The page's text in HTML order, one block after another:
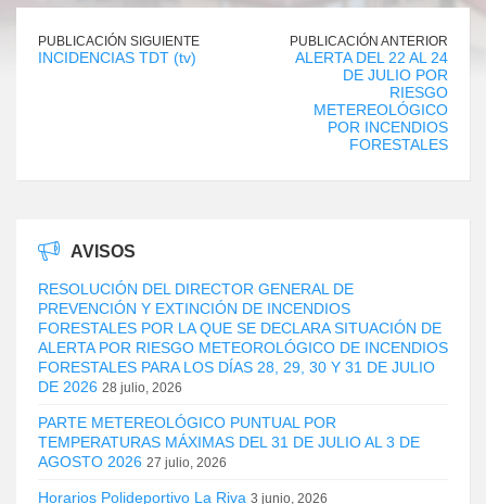
PUBLICACIÓN SIGUIENTE
INCIDENCIAS TDT (tv)
PUBLICACIÓN ANTERIOR
ALERTA DEL 22 AL 24
DE JULIO POR
RIESGO
METEREOLÓGICO
POR INCENDIOS
FORESTALES
AVISOS
RESOLUCIÓN DEL DIRECTOR GENERAL DE
PREVENCIÓN Y EXTINCIÓN DE INCENDIOS
FORESTALES POR LA QUE SE DECLARA SITUACIÓN DE
ALERTA POR RIESGO METEOROLÓGICO DE INCENDIOS
FORESTALES PARA LOS DÍAS 28, 29, 30 Y 31 DE JULIO
DE 2026 28 julio, 2026
PARTE METEREOLÓGICO PUNTUAL POR
TEMPERATURAS MÁXIMAS DEL 31 DE JULIO AL 3 DE
AGOSTO 2026 27 julio, 2026
Horarios Polideportivo La Riva 3 junio, 2026